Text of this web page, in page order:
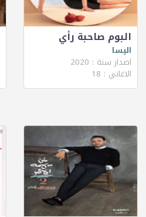
البوم صاحبة رأي
اليسا
اصدار سنة : 2020
الاغاني : 18